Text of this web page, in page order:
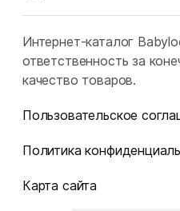
Интернет-каталог
ответственность за
качество товаров.
Пользовательское
Политика
Карта сайта